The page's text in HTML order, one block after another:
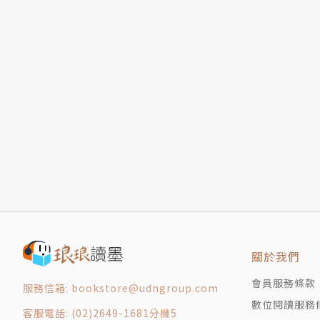
服務信箱: bookstore@udngroup.com
客服電話: (02)2649-1681分機5
關於我們
會員服務條款
數位閱讀服務